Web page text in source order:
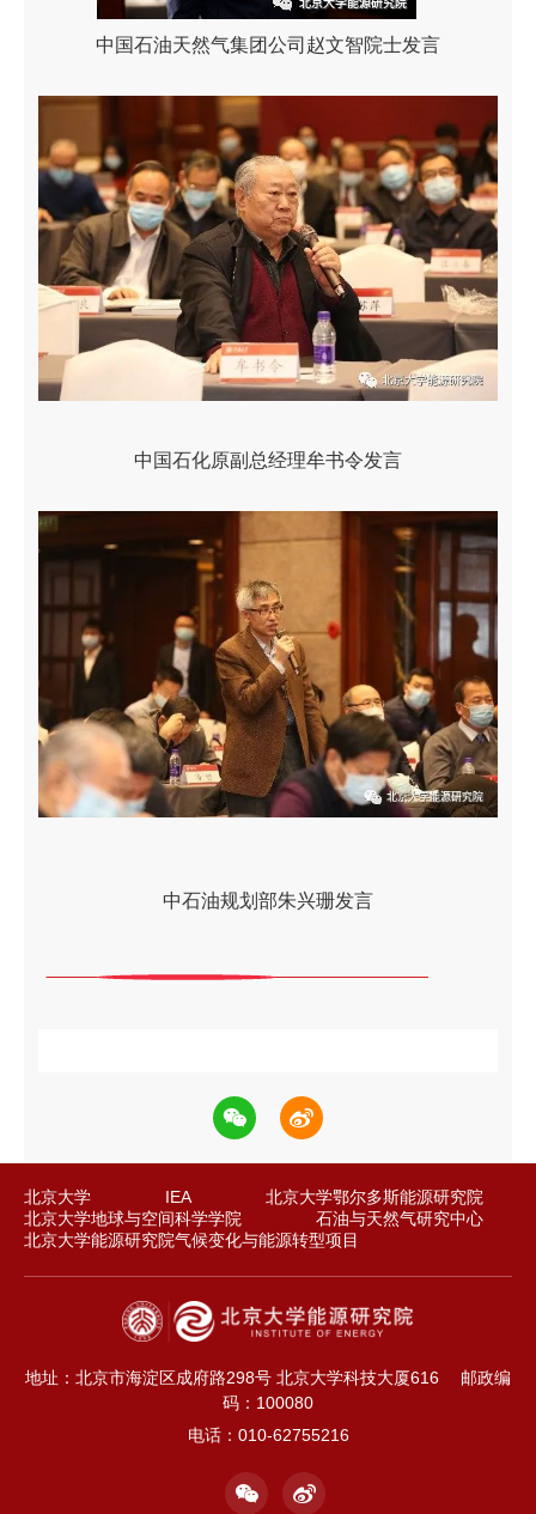
中国石油天然气集团公司赵文智院士发言
中国石化原副总经理牟书令发言
中石油规划部朱兴珊发言
北京大学 IEA
北京大学鄂尔多斯能源研究院
北京大学地球与空间科学学院
石油与天然气研究中心
北京大学能源研究院气候变化与能源转型项目
地址：北京市海淀区成府路298号 北京大学科技大厦616
邮政编
码：100080
电话：010-62755216